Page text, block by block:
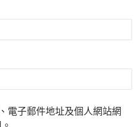
電子郵件地址及個人網站網